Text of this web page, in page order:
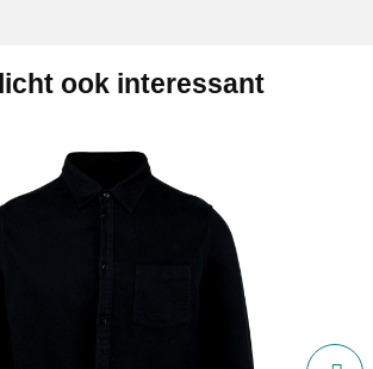
ook interessant